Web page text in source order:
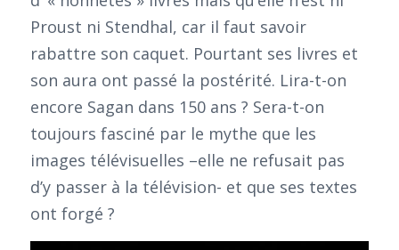
Proust ni Stendhal, car il faut savoir
rabattre son caquet. Pourtant ses livres et
son aura ont passé la postérité. Lira-t-on
encore Sagan dans 150 ans ? Sera-t-on
toujours fasciné par le mythe que les
images télévisuelles –elle ne refusait pas
d’y passer à la télévision- et que ses textes
ont forgé ?